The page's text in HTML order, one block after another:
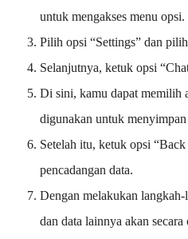
untuk mengakses menu opsi.
Pilih opsi “Settings” dan
Selanjutnya, ketuk opsi
Di sini, kamu dapat memilih
digunakan untuk menyimpan
Setelah itu, ketuk opsi
pencadangan data.
Dengan melakukan
dan data lainnya akan